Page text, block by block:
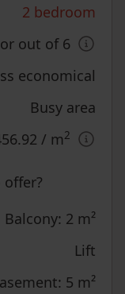
2 bedroom
out of 6
economical
Busy area
/ m2
Balcony: 2 m²
Lift
5 m²